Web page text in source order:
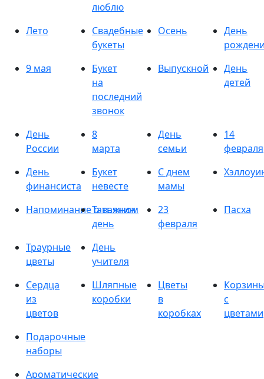
люблю
Лето
Свадебные
букеты
Осень
День
9 мая
Букет
на
последний
звонок
Выпускной
День
детей
День
России
8
марта
День
семьи
14
февраля
День
финансиста
Букет
невесте
С днем
мамы
Напоминание о важном
Татьянин
день
23
февраля
Пасха
Траурные
цветы
День
учителя
Сердца
из
цветов
Шляпные
коробки
Цветы
в
коробках
с
цветами
Подарочные
наборы
Ароматические